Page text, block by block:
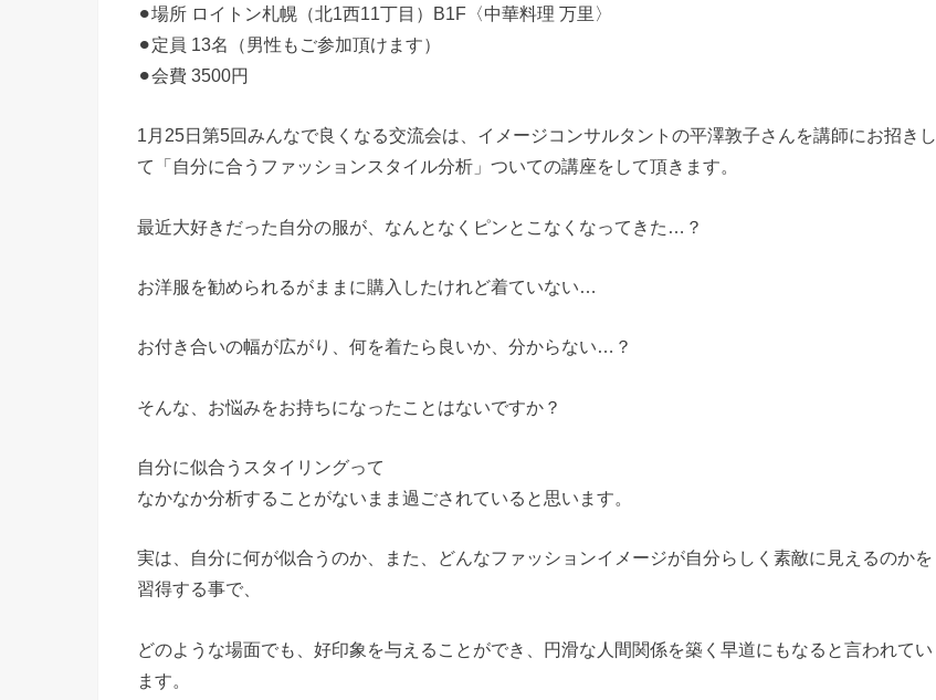
⚫︎場所 ロイトン札幌（北1西11丁目）B1F〈中華料理 万里〉
⚫︎定員 13名（男性もご参加頂けます）
⚫︎会費 3500円
1月25日第5回みんなで良くなる交流会は、イメージコンサルタントの平澤敦子さんを講師にお招きし
て「自分に合うファッションスタイル分析」ついての講座をして頂きます。
最近大好きだった自分の服が、なんとなくピンとこなくなってきた…？
お洋服を勧められるがままに購入したけれど着ていない…
お付き合いの幅が広がり、何を着たら良いか、分からない…？
そんな、お悩みをお持ちになったことはないですか？
自分に似合うスタイリングって
なかなか分析することがないまま過ごされていると思います。
実は、自分に何が似合うのか、また、どんなファッションイメージが自分らしく素敵に見えるのかを
習得する事で、
どのような場面でも、好印象を与えることができ、円滑な人間関係を築く早道にもなると言われてい
ます。